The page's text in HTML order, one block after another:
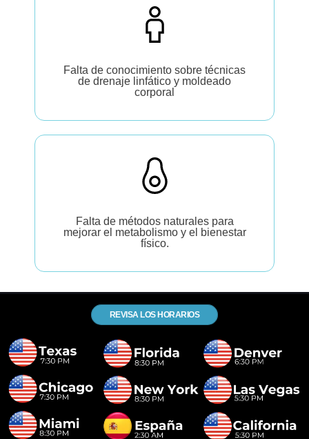
Falta de conocimiento sobre técnicas
de drenaje linfático y moldeado
corporal
Falta de métodos naturales para
mejorar el metabolismo y el bienestar
físico.
REVISA LOS HORARIOS